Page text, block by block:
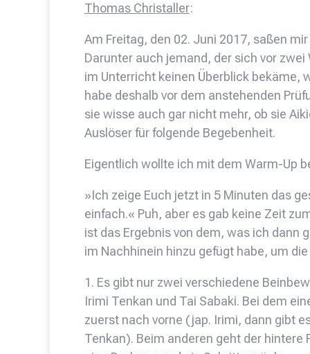
Thomas Christaller:
Am Freitag, den 02. Juni 2017, saßen
Darunter auch jemand, der sich vor
im Unterricht keinen Überblick bekäme,
habe deshalb vor dem anstehenden
sie wisse auch gar nicht mehr, ob sie
Auslöser für folgende Begebenheit.
Eigentlich wollte ich mit dem Warm-Up
»Ich zeige Euch jetzt in 5 Minuten das
einfach.« Puh, aber es gab keine Zeit
ist das Ergebnis von dem, was ich dann
im Nachhinein hinzu gefügt habe, um
1. Es gibt nur zwei verschiedene
Irimi Tenkan und Tai Sabaki. Bei dem
zuerst nach vorne (jap. Irimi, dann gibt
Tenkan). Beim anderen geht der hintere